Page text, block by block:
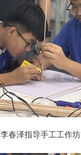
李春泽指导手工工作坊